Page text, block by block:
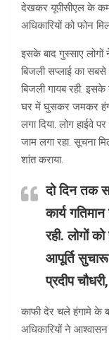
देखकर यूपीसीएल के
अधिकारियों को फोन
इसके बाद गुस्साए
बिजली सप्लाई का सबसे
बिजली गायब रही.
घर में घुसकर जमकर
लगा दिया. लोग हाईवे
जाम लगा रहा. सूचना
शांत कराया.
दो दिन तक
कार्य
रही. लोगों
आपूर्ति
प्रदीप
काफी देर चले हंगामे के
अधिकारियों ने